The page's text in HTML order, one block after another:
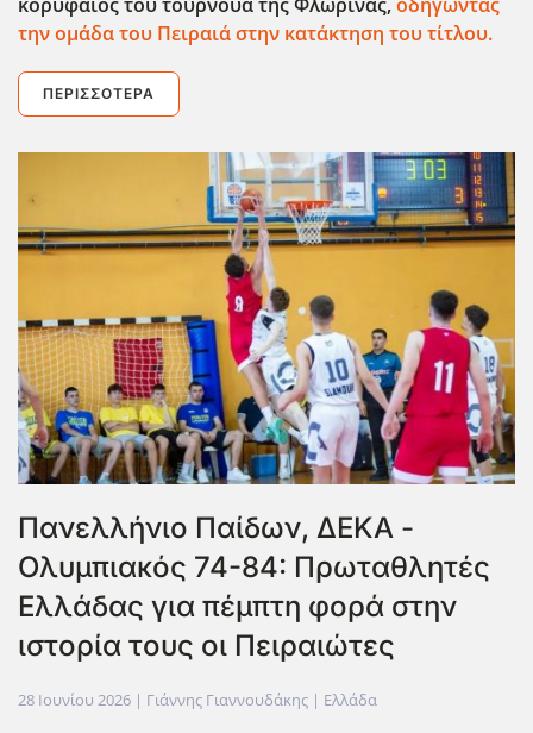
την ομάδα του Πειραιά στην κατάκτηση του τίτλου.
ΠΕΡΙΣΣΌΤΕΡΑ
Πανελλήνιο Παίδων, ΔΕΚΑ -
Ολυμπιακός 74-84: Πρωταθλητές
Ελλάδας για πέμπτη φορά στην
ιστορία τους οι Πειραιώτες
28 Ιουνίου 2026 | Γιάννης Γιαννουδάκης | Ελλάδα